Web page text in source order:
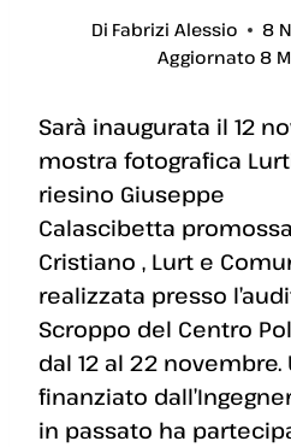
Di Fabrizi Alessio
8
Aggiornato 8
Sarà inaugurata il 12
mostra fotografica
riesino Giuseppe
Calascibetta
Cristiano , Lurt e
realizzata presso
Scroppo del Centro
dal 12 al 22
finanziato
in passato ha